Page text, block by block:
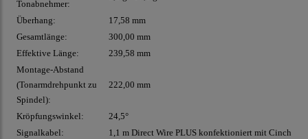
Tonabnehmer:
Überhang:
17,58 mm
Gesamtlänge:
300,00 mm
Effektive Länge:
239,58 mm
Montage-Abstand
(Tonarmdrehpunkt zu
Spindel):
222,00 mm
Kröpfungswinkel:
24,5°
Signalkabel:
1,1 m Direct Wire PLUS konfektioniert mit Cinch